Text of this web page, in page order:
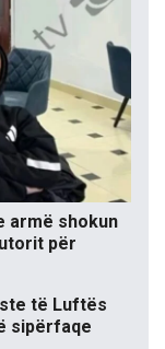
armë shokun
për
të Luftës
sipërfaqe